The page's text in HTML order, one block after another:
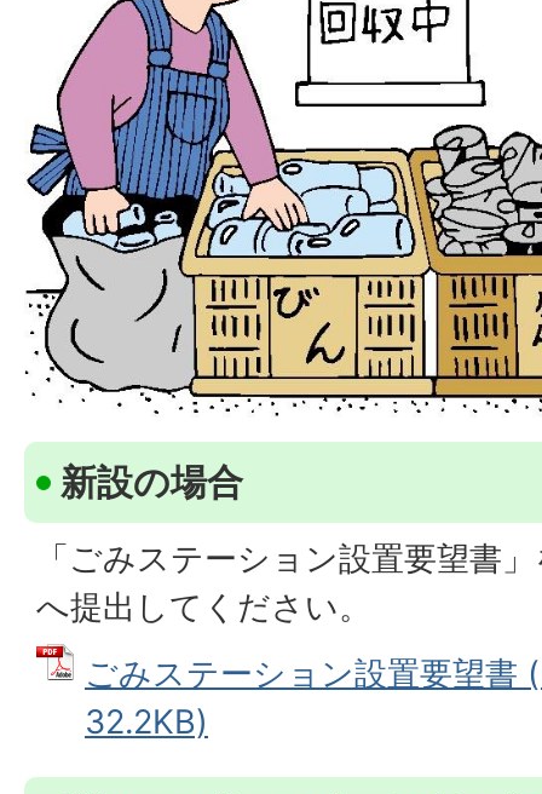
新設の場合
「ごみステーション設置要望書
へ提出してください。
ごみステーション設置要望書
32.2KB)